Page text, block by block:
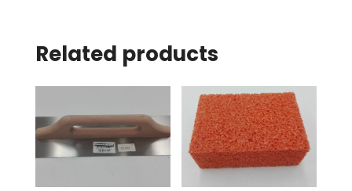
Related products